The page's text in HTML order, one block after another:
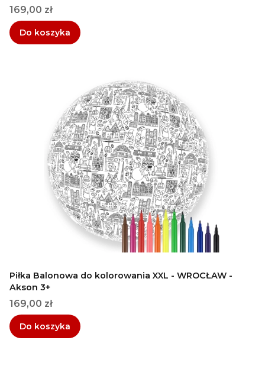
Cena
169,00 zł
Do koszyka
Piłka Balonowa do kolorowania XXL - WROCŁAW -
Akson 3+
Cena
169,00 zł
Do koszyka